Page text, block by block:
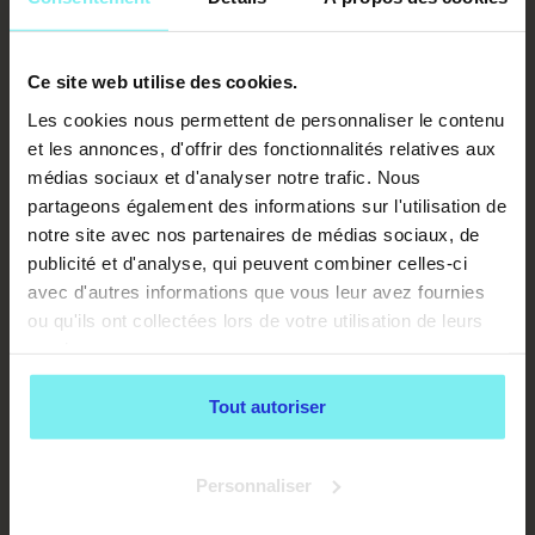
Ce site web utilise des cookies.
Les cookies nous permettent de personnaliser le contenu
et les annonces, d'offrir des fonctionnalités relatives aux
médias sociaux et d'analyser notre trafic. Nous
partageons également des informations sur l'utilisation de
notre site avec nos partenaires de médias sociaux, de
publicité et d'analyse, qui peuvent combiner celles-ci
avec d'autres informations que vous leur avez fournies
ou qu'ils ont collectées lors de votre utilisation de leurs
Tout autoriser
Personnaliser
tu découvriras celui dédié au massage équin et
Nathalie t’expliquera comme adapter ta pression,
tes gestes et tes manipulations aux corps
important des chevaux.
Tout comme les autres espèces citées
précédemment, le massage animalier peut
également accompagner les chevaux dans leur
vieillissement afin de leur éviter (ou en tout cas
limiter) certaines dégénérescences musculaires ou
articulaires.
LE MASSAGE POUR LES
NOUVEAUX ANIMAUX DE
COMPAGNIE (NAC)
Les NAC ou Nouveaux Animaux de Compagnie, sont